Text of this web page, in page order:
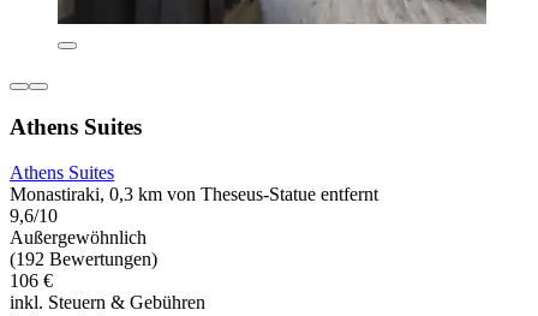
Athens Suites
Athens Suites
Monastiraki, 0,3 km von Theseus-Statue entfernt
9,6/10
Außergewöhnlich
(192 Bewertungen)
106 €
inkl. Steuern & Gebühren